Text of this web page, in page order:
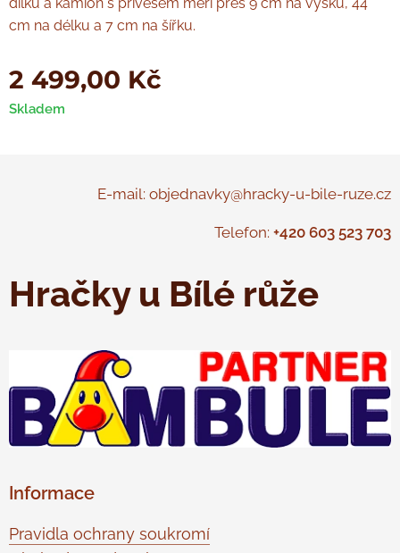
cm na délku a 7 cm na šířku.
2 499,00 Kč
Skladem
E-mail: objednavky@hracky-u-bile-ruze.cz
Telefon: +420 603 523 703
Hračky u Bílé růže
Informace
Pravidla ochrany soukromí